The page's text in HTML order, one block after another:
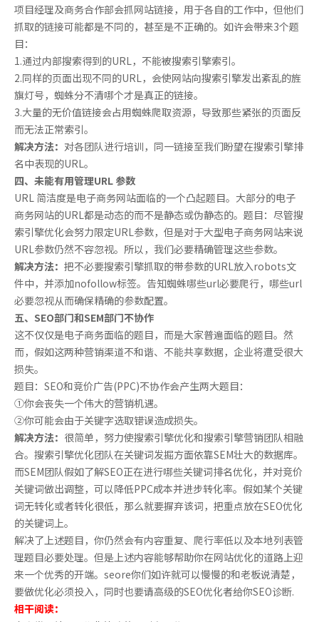
项目经理及商务合作部会抓网站链接，用于各自的工作中，但他们
抓取的链接可能都是不同的，甚至是不正确的。如许会带来3个题
目：
1.通过内部搜索得到的URL，不能被搜索引擎索引。
2.同样的页面出现不同的URL，会使网站向搜索引擎发出紊乱的旌
旗灯号，蜘蛛分不清哪个才是真正的链接。
3.大量的无价值链接会占用蜘蛛爬取资源，导致那些紧张的页面反
而无法正常索引。
解决方法： 对各团队进行培训，同一链接至我们盼望在搜索引擎排
名中表现的URL。
四、未能有用管理URL 参数
URL 简洁度是电子商务网站面临的一个凸起题目。大部分的电子
商务网站的URL都是动态的而不是静态或伪静态的。题目：尽管搜
索引擎优化会努力限定URL参数，但是对于大型电子商务网站来说
URL参数仍然不容忽视。所以，我们必要精确管理这些参数。
解决方法： 把不必要搜索引擎抓取的带参数的URL放入robots文
件中，并添加nofollow标签。告知蜘蛛哪些url必要爬行，哪些url
必要忽视从而确保精确的参数配置。
五、SEO部门和SEM部门不协作
这不仅仅是电子商务面临的题目，而是大家普遍面临的题目。然
而，假如这两种营销渠道不和谐、不能共享数据，企业将遭受很大
损失。
题目：SEO和竞价广告(PPC)不协作会产生两大题目：
①你会丧失一个伟大的营销机遇。
②你可能会由于关键字选取错误造成损失。
解决方法： 很简单，努力使搜索引擎优化和搜索引擎营销团队相融
合。搜索引擎优化团队在关键词发掘方面依靠SEM壮大的数据库。
而SEM团队假如了解SEO正在进行哪些关键词排名优化，并对竞价
关键词做出调整，可以降低PPC成本并进步转化率。假如某个关键
词无转化或者转化很低，那么就要摒弃该词，把重点放在SEO优化
的关键词上。
解决了上述题目，你仍然会有内容重复、爬行率低以及本地列表管
理题目必要处理。但是上述内容能够帮助你在网站优化的道路上迎
来一个优秀的开端。seore你们如许就可以慢慢的和老板说清楚，
要做优化必须投入，同时也要请高级的SEO优化者给你SEO诊断.
相干阅读：